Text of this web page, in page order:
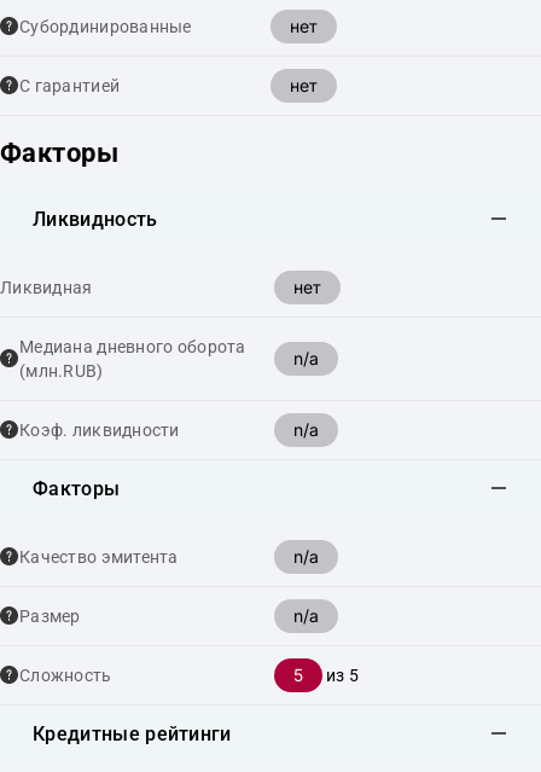
Cубординированные нет
С гарантией нет
Факторы
Ликвидность
Ликвидная нет
Медиана дневного оборота
(млн.RUB)
n/a
Коэф. ликвидности n/a
Факторы
Качество эмитента n/a
Размер n/a
Сложность 5 из 5
Кредитные рейтинги